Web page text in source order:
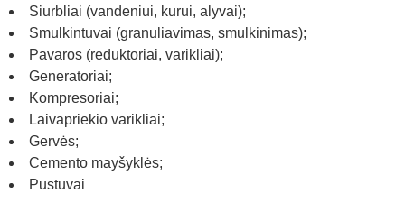
Siurbliai (vandeniui, kurui, alyvai);
Smulkintuvai (granuliavimas, smulkinimas);
Pavaros (reduktoriai, varikliai);
Generatoriai;
Kompresoriai;
Laivapriekio varikliai;
Gervės;
Cemento mayšyklės;
Pūstuvai